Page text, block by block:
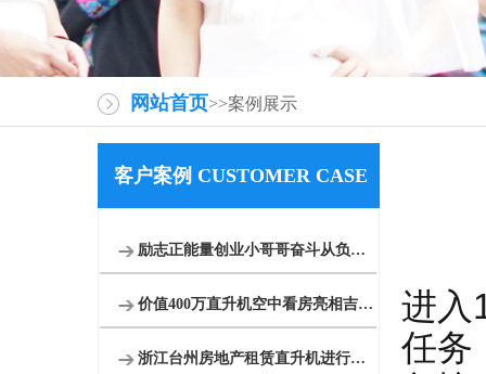
网站首页>>案例展示
客户案例 CUSTOMER CASE
励志正能量创业小哥哥奋斗从负债170万到8架直升机
价值400万直升机空中看房亮相吉林通化一楼盘
浙江台州房地产租赁直升机进行活动
进入
任务